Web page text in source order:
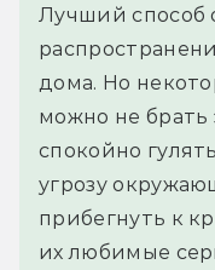
Лучший способ
дома. Но
можно не брать
спокойно
угрозу
прибегнуть к
их любимые